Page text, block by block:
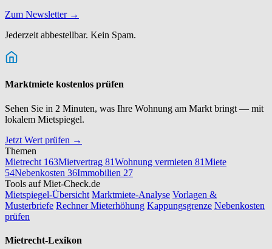
Zum Newsletter →
Jederzeit abbestellbar. Kein Spam.
Marktmiete kostenlos prüfen
Sehen Sie in 2 Minuten, was Ihre Wohnung am Markt bringt — mit
lokalem Mietspiegel.
Jetzt Wert prüfen →
Themen
Mietrecht 163Mietvertrag 81Wohnung vermieten 81Miete
54Nebenkosten 36Immobilien 27
Tools auf Miet-Check.de
Mietspiegel-Übersicht Marktmiete-Analyse Vorlagen &
Musterbriefe Rechner Mieterhöhung Kappungsgrenze Nebenkosten
prüfen
Mietrecht-Lexikon